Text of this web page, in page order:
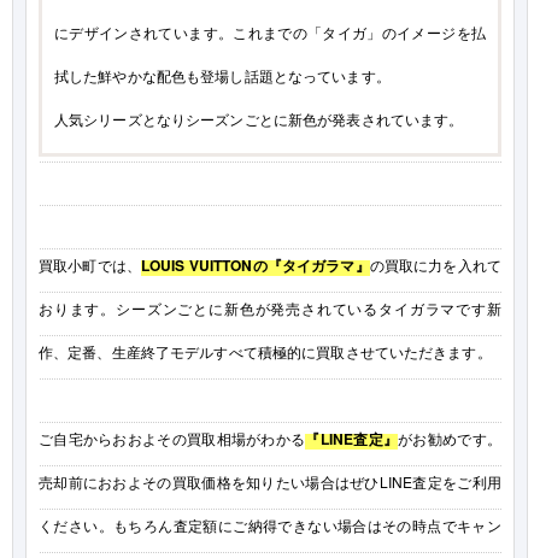
にデザインされています。これまでの「タイガ」のイメージを払
拭した鮮やかな配色も登場し話題となっています。
人気シリーズとなりシーズンごとに新色が発表されています。
買取小町では、 LOUIS VUITTONの『タイガラマ』の買取に力を入れて
おります。シーズンごとに新色が発売されているタイガラマです新
作、定番、生産終了モデルすべて積極的に買取させていただきます。
ご自宅からおおよその買取相場がわかる『LINE査定』がお勧めです。
売却前におおよその買取価格を知りたい場合はぜひLINE査定をご利用
ください。もちろん査定額にご納得できない場合はその時点でキャン